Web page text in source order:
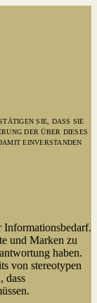
SIE, DASS SIE
DER ÜBER DIESES
EINVERSTANDEN
Informationsbedarf.
und Marken zu
haben.
von stereotypen
dass